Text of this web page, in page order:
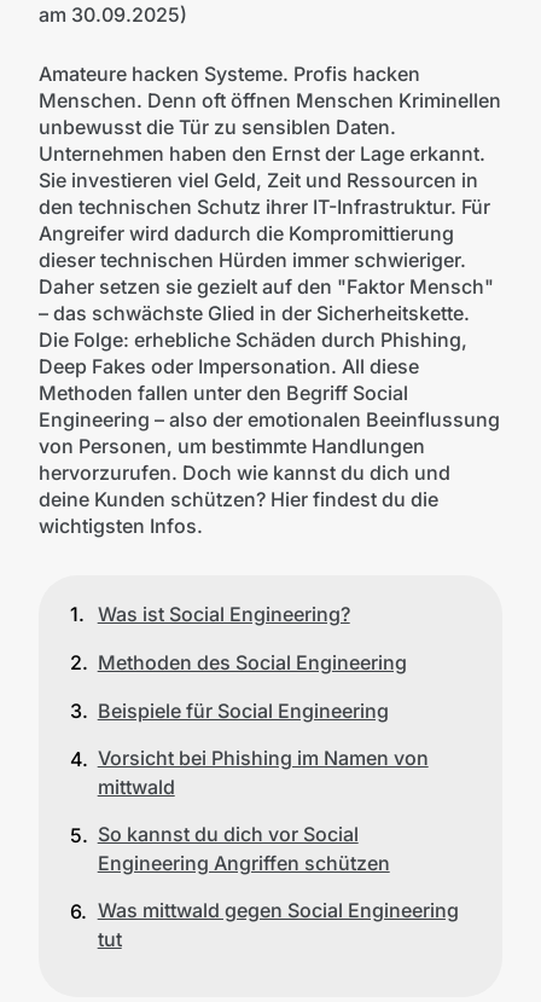
am 30.09.2025)
©AdobeStock_396944138
Amateure hacken Systeme. Profis hacken
Menschen. Denn oft öffnen Menschen Kriminellen
unbewusst die Tür zu sensiblen Daten.
Unternehmen haben den Ernst der Lage erkannt.
Sie investieren viel Geld, Zeit und Ressourcen in
den technischen Schutz ihrer IT-Infrastruktur. Für
Angreifer wird dadurch die Kompromittierung
dieser technischen Hürden immer schwieriger.
Daher setzen sie gezielt auf den "Faktor Mensch"
– das schwächste Glied in der Sicherheitskette.
Die Folge: erhebliche Schäden durch Phishing,
Deep Fakes oder Impersonation. All diese
Methoden fallen unter den Begriff Social
Engineering – also der emotionalen Beeinflussung
von Personen, um bestimmte Handlungen
hervorzurufen. Doch wie kannst du dich und
deine Kunden schützen? Hier findest du die
wichtigsten Infos.
Was ist Social Engineering?
Methoden des Social Engineering
Beispiele für Social Engineering
Vorsicht bei Phishing im Namen von
mittwald
So kannst du dich vor Social
Engineering Angriffen schützen
Was mittwald gegen Social Engineering
tut